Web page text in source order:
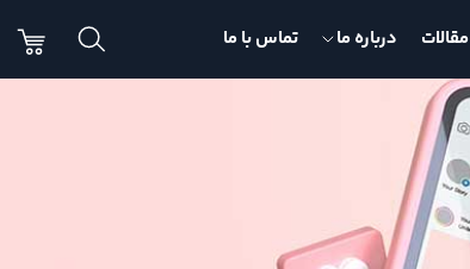
مقالات درباره ما تماس با ما